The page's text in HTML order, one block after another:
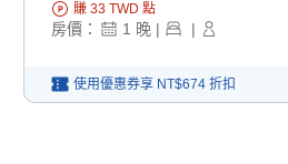
賺 33 TWD 點
房價： 1 晚 | |
使用優惠券享 NT$674 折扣